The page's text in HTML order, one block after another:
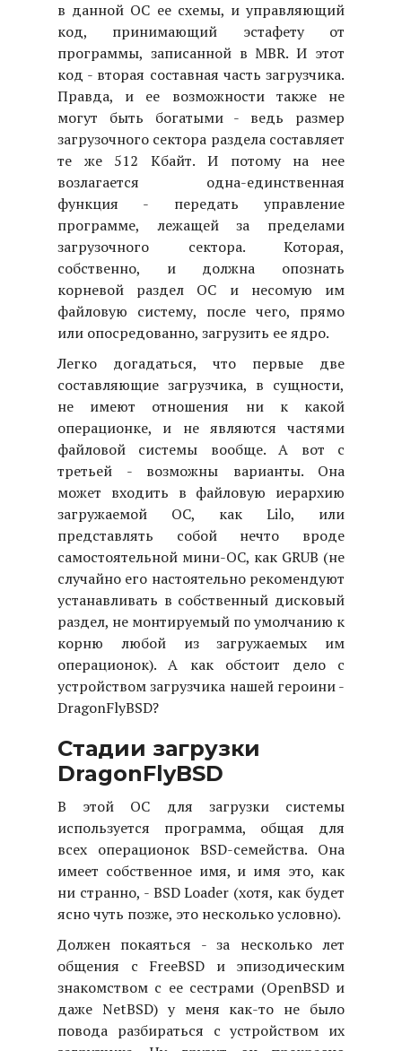
в данной ОС ее схемы, и управляющий
код, принимающий эстафету от
программы, записанной в MBR. И этот
код - вторая составная часть загрузчика.
Правда, и ее возможности также не
могут быть богатыми - ведь размер
загрузочного сектора раздела составляет
те же 512 Кбайт. И потому на нее
возлагается одна-единственная
функция - передать управление
программе, лежащей за пределами
загрузочного сектора. Которая,
собственно, и должна опознать
корневой раздел ОС и несомую им
файловую систему, после чего, прямо
или опосредованно, загрузить ее ядро.
Легко догадаться, что первые две
составляющие загрузчика, в сущности,
не имеют отношения ни к какой
операционке, и не являются частями
файловой системы вообще. А вот с
третьей - возможны варианты. Она
может входить в файловую иерархию
загружаемой ОС, как Lilo, или
представлять собой нечто вроде
самостоятельной мини-ОС, как GRUB (не
случайно его настоятельно рекомендуют
устанавливать в собственный дисковый
раздел, не монтируемый по умолчанию к
корню любой из загружаемых им
операционок). А как обстоит дело с
устройством загрузчика нашей героини -
DragonFlyBSD?
Стадии загрузки
DragonFlyBSD
В этой ОС для загрузки системы
используется программа, общая для
всех операционок BSD-семейства. Она
имеет собственное имя, и имя это, как
ни странно, - BSD Loader (хотя, как будет
ясно чуть позже, это несколько условно).
Должен покаяться - за несколько лет
общения с FreeBSD и эпизодическим
знакомством с ее сестрами (OpenBSD и
даже NetBSD) у меня как-то не было
повода разбираться с устройством их